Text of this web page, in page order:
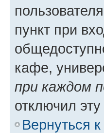
пункт при
кафе,
при каждом
отключил
Вернуться